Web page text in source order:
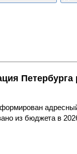
из бюджета в